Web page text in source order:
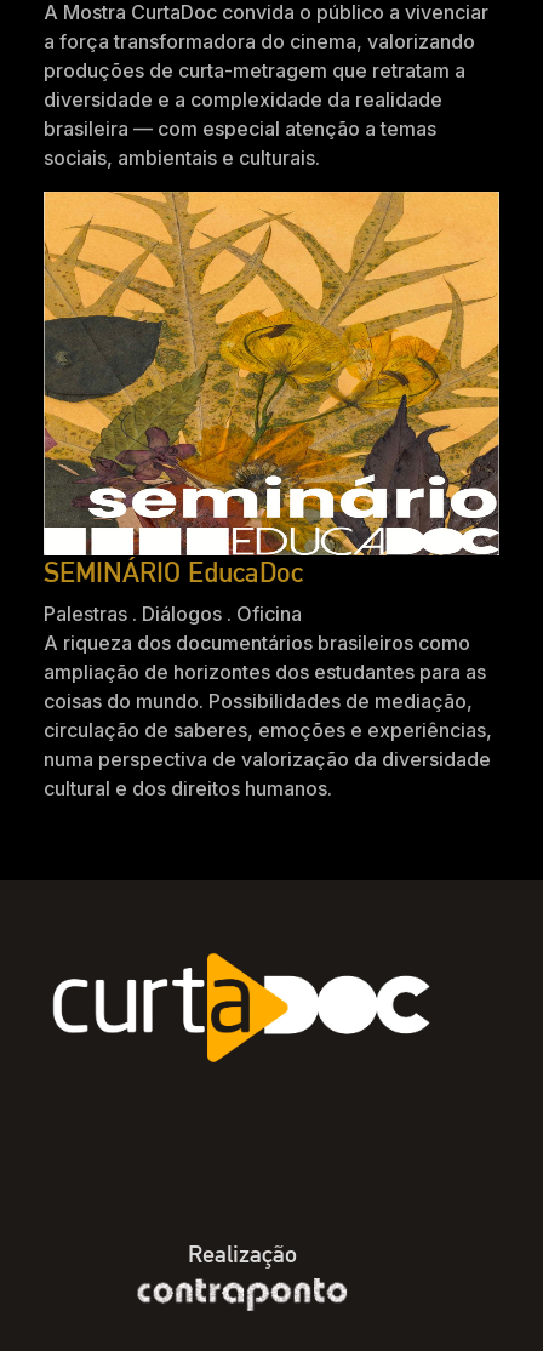
A Mostra CurtaDoc convida o público a vivenciar
a força transformadora do cinema, valorizando
produções de curta-metragem que retratam a
diversidade e a complexidade da realidade
brasileira — com especial atenção a temas
sociais, ambientais e culturais.
SEMINÁRIO EducaDoc
Palestras . Diálogos . Oficina
A riqueza dos documentários brasileiros como
ampliação de horizontes dos estudantes para as
coisas do mundo. Possibilidades de mediação,
circulação de saberes, emoções e experiências,
numa perspectiva de valorização da diversidade
cultural e dos direitos humanos.
Realização